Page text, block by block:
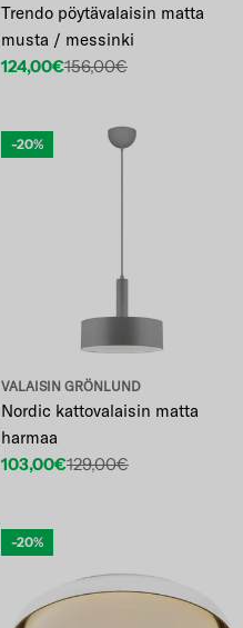
Trendo pöytävalaisin matta
musta / messinki
Etuhinta
124,00€
Normaalihinta
156,00€
-20%
VALAISIN GRÖNLUND
Nordic kattovalaisin matta
harmaa
Etuhinta
103,00€
Normaalihinta
129,00€
-20%